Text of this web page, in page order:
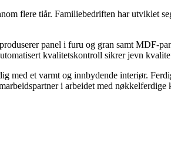
flere tiår. Familiebedriften har utviklet
panel i furu og gran samt MDF-
kvalitetskontroll sikrer jevn
med et varmt og innbydende interiør.
i arbeidet med nøkkelferdige